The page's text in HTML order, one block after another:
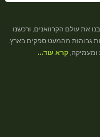
את עולם הקרוואנים, ורכשנו
גבוהות מהמעט ספקים בארץ.
ומעמיקה, קרא עוד…